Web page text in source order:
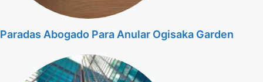
Paradas Abogado Para Anular Ogisaka Garden